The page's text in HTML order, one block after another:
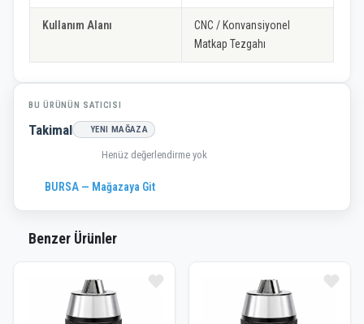
Kullanım Alanı
CNC / Konvansiyonel
Matkap Tezgahı
BU ÜRÜNÜN SATICISI
Takimal YENI MAĞAZA
Henüz değerlendirme yok
BURSA — Mağazaya Git
Benzer Ürünler